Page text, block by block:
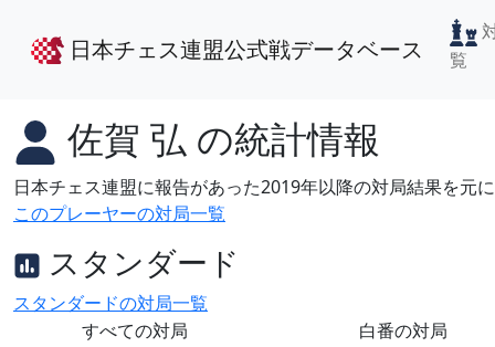
日本チェス連盟公式戦データベース
覧
佐賀 弘 の統計情報
日本チェス連盟に報告があった2019年以降の対局結果を元
このプレーヤーの対局一覧
スタンダード
スタンダードの対局一覧
すべての対局
白番の対局